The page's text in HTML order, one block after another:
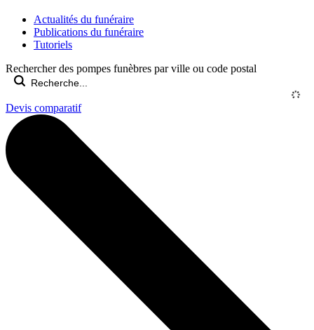
Actualités du funéraire
Publications du funéraire
Tutoriels
Rechercher des pompes funèbres par ville ou code postal
Devis comparatif